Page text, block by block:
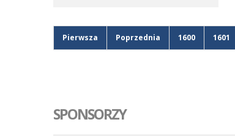
Pierwsza Poprzednia 1600 1601
SPONSORZY